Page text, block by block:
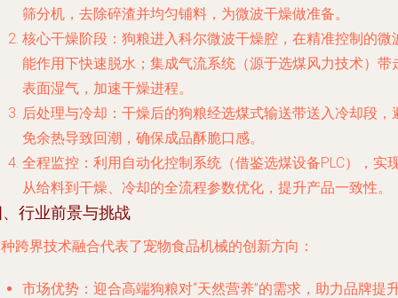
筛分机，去除碎渣并均匀铺料，为微波干燥做准备。
核心干燥阶段 ：狗粮进入科尔微波干燥腔，在精准控制的微
能作用下快速脱水；集成气流系统（源于选煤风力技术）带
表面湿气，加速干燥进程。
后处理与冷却 ：干燥后的狗粮经选煤式输送带送入冷却段，
免余热导致回潮，确保成品酥脆口感。
全程监控 ：利用自动化控制系统（借鉴选煤设备PLC），实
从给料到干燥、冷却的全流程参数优化，提升产品一致性。
行业前景与挑战
跨界技术融合代表了宠物食品机械的创新方向：
市场优势 ：迎合高端狗粮对“天然营养”的需求，助力品牌提